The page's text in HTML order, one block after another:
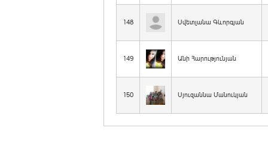
148 Սվետլանա Գևորգյան
149 Անի Հարությունյան
150 Սյուզաննա Մանուկյան